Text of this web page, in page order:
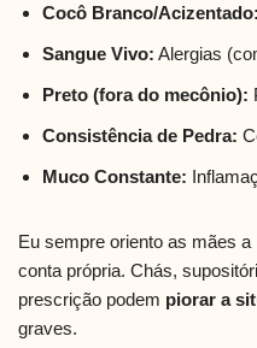
Cocô Branco/Acizentado:
Sangue Vivo: Alergias
Preto (fora do mecônio):
Consistência de Pedra:
Muco Constante:
Eu sempre oriento as mães
conta própria. Chás,
prescrição podem piorar a
graves.